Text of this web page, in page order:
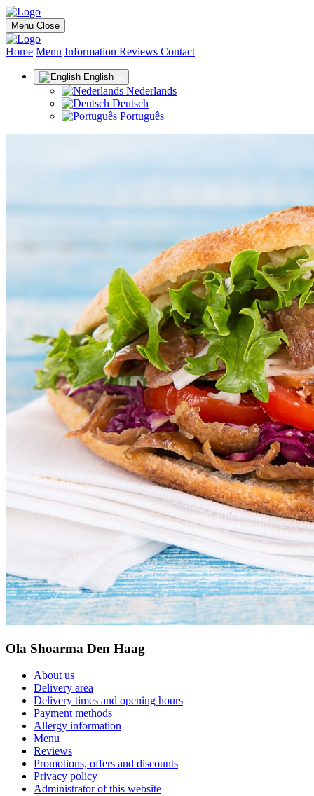
Menu Close
Home Menu Information (current)
Reviews Contact
English
Nederlands
Deutsch
Português
Ola Shoarma Den Haag
About us
Delivery area
Delivery times and opening hours
Payment methods
Allergy information
Menu
Reviews
Promotions, offers and discounts
Privacy policy
Administrator of this website